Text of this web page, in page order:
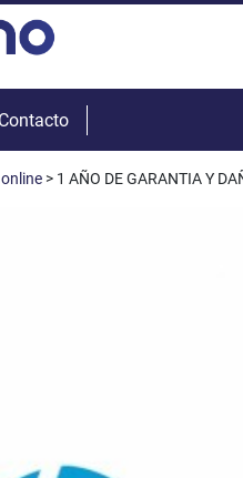
Contacto
> 1 AÑO DE GARANTIA Y